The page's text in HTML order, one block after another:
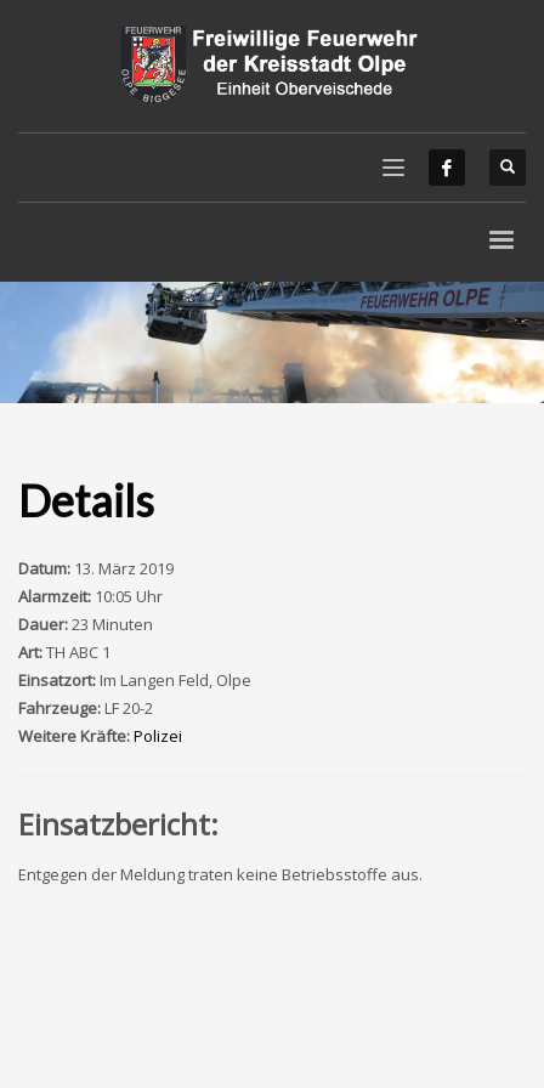
Details
Datum: 13. März 2019
Alarmzeit: 10:05 Uhr
Dauer:23 Minuten
Art:TH ABC 1
Einsatzort:Im Langen Feld, Olpe
Fahrzeuge:LF 20-2
Weitere Kräfte:Polizei
Einsatzbericht:
Entgegen der Meldung traten keine Betriebsstoffe aus.